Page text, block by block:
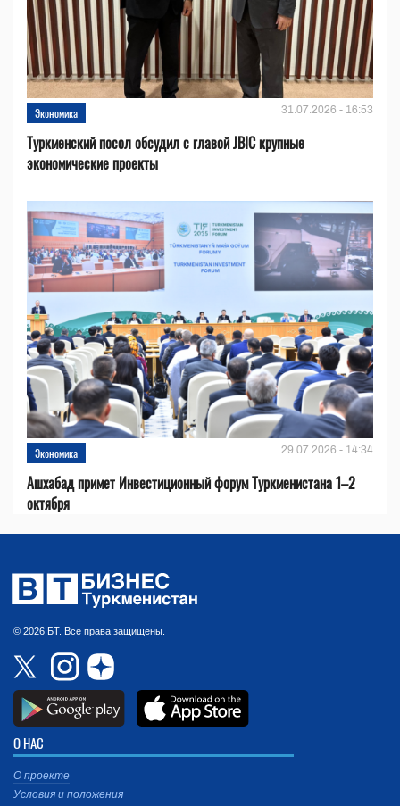
Экономика 31.07.2026 - 16:53
Туркменский посол обсудил с главой JBIC крупные
экономические проекты
Экономика 29.07.2026 - 14:34
Ашхабад примет Инвестиционный форум Туркменистана 1–2
октября
© 2026 БТ. Все права защищены.
О НАС
О проекте
Условия и положения